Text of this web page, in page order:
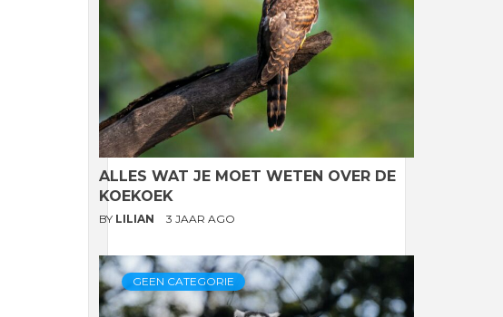
ALLES WAT JE MOET WETEN OVER DE
KOEKOEK
BY LILIAN 3 JAAR AGO
GEEN CATEGORIE